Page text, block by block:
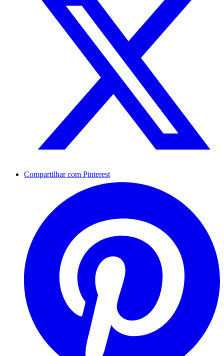
Compartilhar com Pinterest